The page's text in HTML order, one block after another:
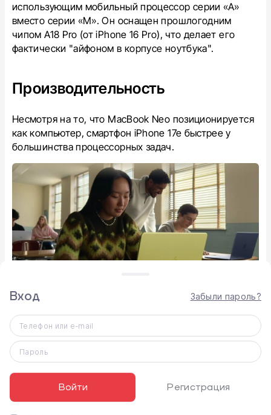
использующим мобильный процессор серии «A»
вместо серии «M». Он оснащен прошлогодним
чипом A18 Pro (от iPhone 16 Pro), что делает его
фактически "айфоном в корпусе ноутбука".
Производительность
Несмотря на то, что MacBook Neo позиционируется
как компьютер, смартфон iPhone 17e быстрее у
большинства процессорных задач.
Графика
В графических тестах Metal оба устройства идут
почти вровень, что обеспечивает комфортную
работу с интерфейсом и базовыми играми.
Вход Забыли пароль?
Телефон или e-mail
Пароль
Войти Регистрация